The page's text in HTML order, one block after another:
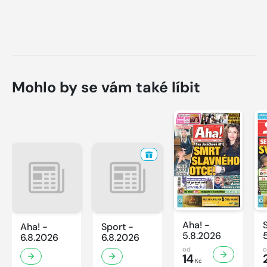
Mohlo by se vám také líbit
Aha! -
6.8.2026
Sport -
6.8.2026
Aha! -
5.8.2026
od
14Kč